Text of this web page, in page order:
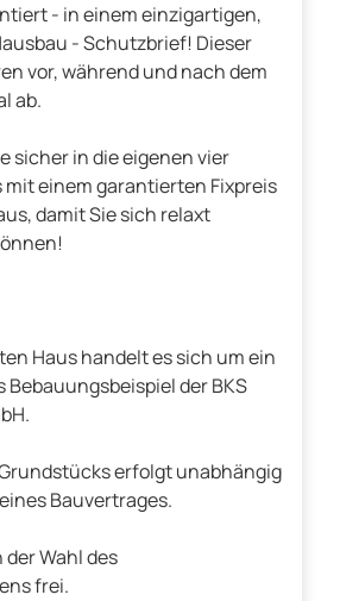
- in einem einzigartigen,
- Schutzbrief! Dieser
vor, während und nach dem
ab.
sicher in die eigenen vier
mit einem garantierten Fixpreis
damit Sie sich relaxt
Haus handelt es sich um ein
der BKS
erfolgt unabhängig
Bauvertrages.
Wahl des
frei.